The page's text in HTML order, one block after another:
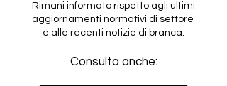
Rimani informato rispetto agli ultimi
aggiornamenti normativi di settore
e alle recenti notizie di branca.
Consulta anche: